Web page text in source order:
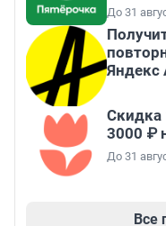
До 31
Скидка
3000 ₽
До 31
Все